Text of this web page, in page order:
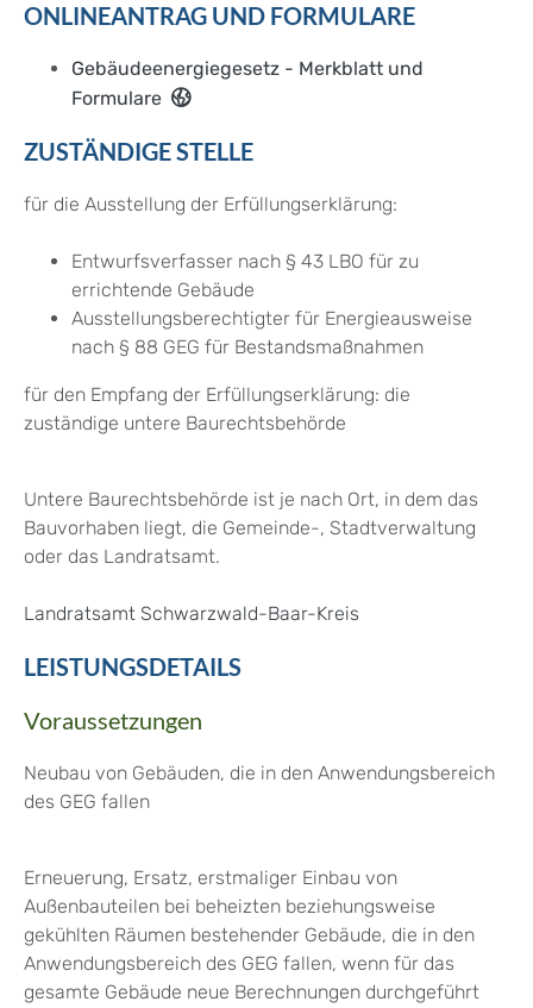
ONLINEANTRAG UND FORMULARE
Gebäudeenergiegesetz - Merkblatt und
Formulare
ZUSTÄNDIGE STELLE
für die Ausstellung der Erfüllungserklärung:
Entwurfsverfasser nach § 43 LBO für zu
errichtende Gebäude
Ausstellungsberechtigter für Energieausweise
nach § 88 GEG für Bestandsmaßnahmen
für den Empfang der Erfüllungserklärung: die
zuständige untere Baurechtsbehörde
Untere Baurechtsbehörde ist je nach Ort, in dem das
Bauvorhaben liegt, die Gemeinde-, Stadtverwaltung
oder das Landratsamt.
Landratsamt Schwarzwald-Baar-Kreis
LEISTUNGSDETAILS
Voraussetzungen
Neubau von Gebäuden, die in den Anwendungsbereich
des GEG fallen
Erneuerung, Ersatz, erstmaliger Einbau von
Außenbauteilen bei beheizten beziehungsweise
gekühlten Räumen bestehender Gebäude, die in den
Anwendungsbereich des GEG fallen, wenn für das
gesamte Gebäude neue Berechnungen durchgeführt